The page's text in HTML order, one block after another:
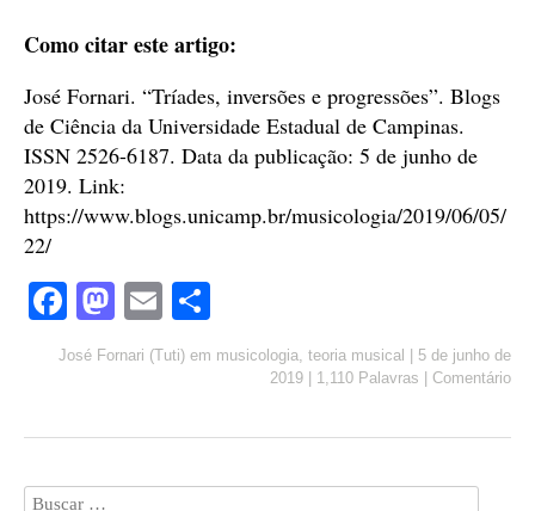
Como citar este artigo:
José Fornari. “Tríades, inversões e progressões”. Blogs
de Ciência da Universidade Estadual de Campinas.
ISSN 2526-6187. Data da publicação: 5 de junho de
2019. Link:
https://www.blogs.unicamp.br/musicologia/2019/06/05/
22/
Fa
ce
bo
M
as
to
n
E
m
ail
ha
re
José Fornari (Tuti) em musicologia, teoria musical
5 de junho de
2019
1,110 Palavras Comentário